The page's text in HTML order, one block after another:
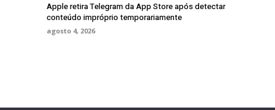
Apple retira Telegram da App Store após detectar
conteúdo impróprio temporariamente
agosto 4, 2026